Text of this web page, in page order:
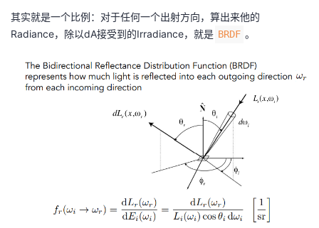
_
{i
m
d
}
E
\
e
g
_
{r
h
r
{
L
_
{r
}
\l
t(
其实就是一个比例：对于任何一个出射方向，算出来他的
Radiance，除以dA接受到的Irradiance，就是 BRDF 。